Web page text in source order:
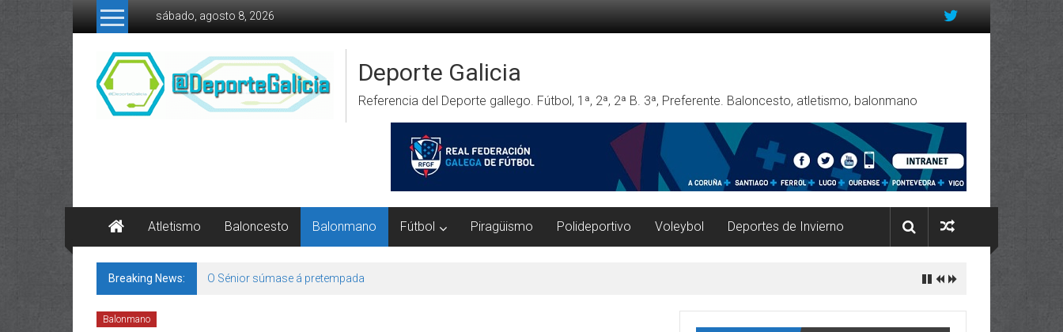
Skip to content
sábado, agosto 8, 2026
Deporte Galicia
Referencia del Deporte gallego. Fútbol, 1ª, 2ª, 2ª B. 3ª, Preferente. Baloncesto, atletismo, balonmano
Atletismo Baloncesto Balonmano Fútbol Piragüismo Polideportivo Voleybol Deportes de Invierno
Breaking News: O Sénior súmase á pretempada
Balonmano